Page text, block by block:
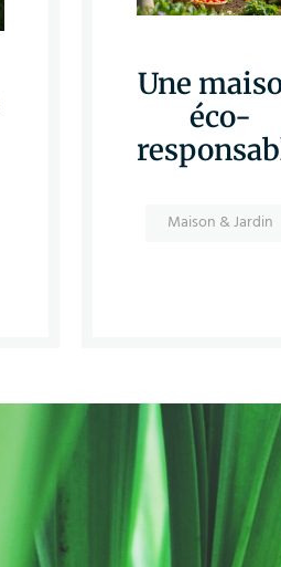
Une
éco-
Maison & Jardin